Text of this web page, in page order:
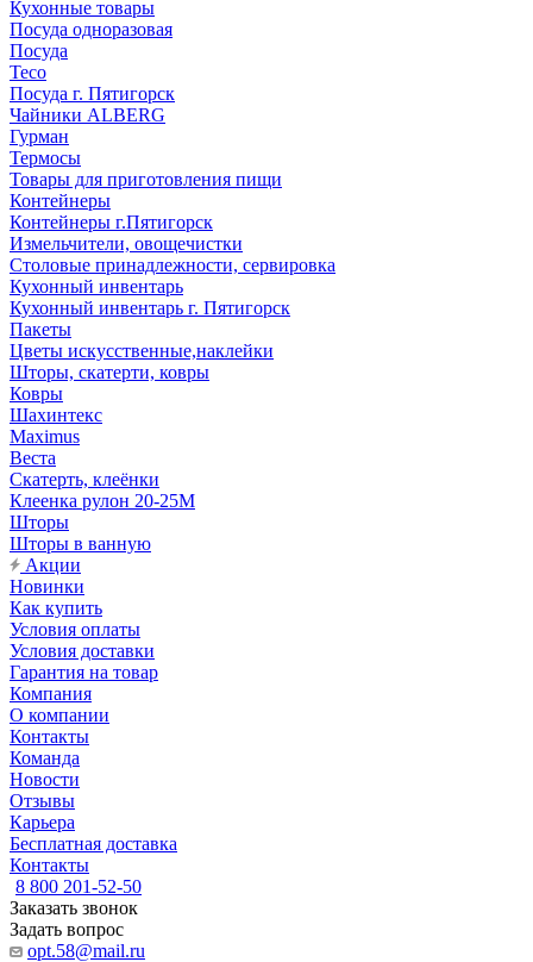
Кухонные товары
Посуда одноразовая
Посуда
Teco
Посуда г. Пятигорск
Чайники ALBERG
Гурман
Термосы
Товары для приготовления пищи
Контейнеры
Контейнеры г.Пятигорск
Измельчители, овощечистки
Столовые принадлежности, сервировка
Кухонный инвентарь
Кухонный инвентарь г. Пятигорск
Пакеты
Цветы искусственные,наклейки
Шторы, скатерти, ковры
Ковры
Шахинтекс
Maximus
Веста
Скатерть, клеёнки
Клеенка рулон 20-25М
Шторы
Шторы в ванную
Акции
Новинки
Как купить
Условия оплаты
Условия доставки
Гарантия на товар
Компания
О компании
Контакты
Команда
Новости
Отзывы
Карьера
Бесплатная доставка
Контакты
8 800 201-52-50
Заказать звонок
Задать вопрос
opt.58@mail.ru